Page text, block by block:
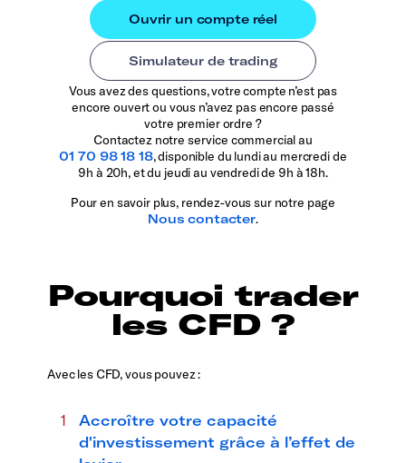
Vous avez des questions, votre compte n’est pas
encore ouvert ou vous n’avez pas encore passé
votre premier ordre ?
Contactez notre service commercial au
01 70 98 18 18, disponible du lundi au mercredi de
9h à 20h, et du jeudi au vendredi de 9h à 18h.
Pour en savoir plus, rendez-vous sur notre page
Nous contacter.
Pourquoi trader
les CFD ?
Avec les CFD, vous pouvez :
Accroître votre capacité
d'investissement grâce à l’effet de